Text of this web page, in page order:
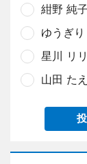
紺野 純子
ゆうぎり
星川 リ
山田 たえ